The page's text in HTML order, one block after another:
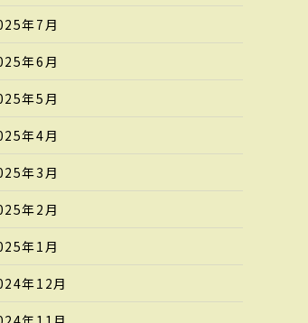
年7月
年6月
年5月
年4月
年3月
年2月
年1月
年12月